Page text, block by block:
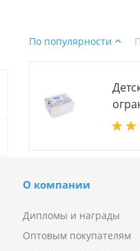
По популярности
О компании
Дипломы и награды
Оптовым покупателям